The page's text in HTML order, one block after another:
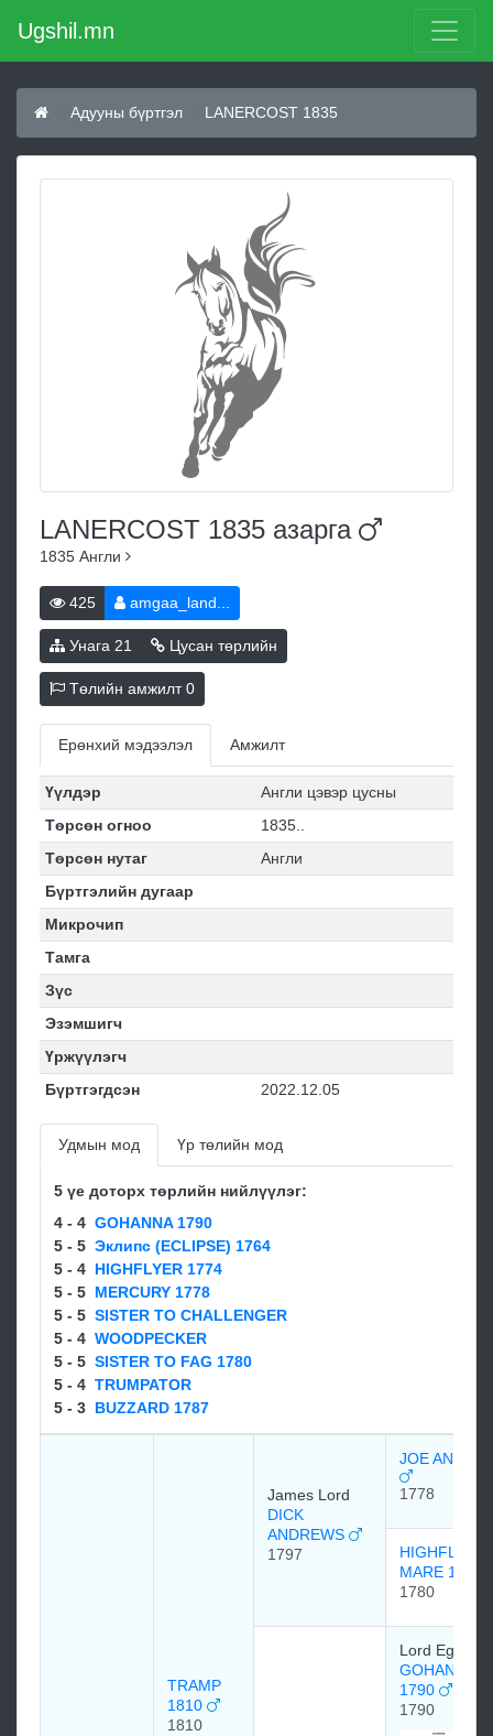
Ugshil.mn
Адууны бүртгэл LANERCOST 1835
LANERCOST 1835 азарга
1835 Англи
425 amgaa_land...
Унага 21 Цусан төрлийн
Төлийн амжилт0
Ерөнхий мэдээлэл Амжилт
Үүлдэр
Англи цэвэр цусны
Төрсөн огноо
1835..
Төрсөн нутаг
Англи
Бүртгэлийн дугаар
Микрочип
Тамга
Зүс
Эзэмшигч
Үржүүлэгч
Бүртгэгдсэн
2022.12.05
Удмын мод Үр төлийн мод
5 үе доторх төрлийн нийлүүлэг:
4 - 4 GOHANNA 1790
5 - 5 Эклипс (ECLIPSE) 1764
5 - 4 HIGHFLYER 1774
5 - 5 MERCURY 1778
5 - 5 SISTER TO CHALLENGER
5 - 4 WOODPECKER
5 - 5 SISTER TO FAG 1780
5 - 4 TRUMPATOR
5 - 3 BUZZARD 1787
TRAMP
1810
1810
James Lord
DICK
ANDREWS
1797
JOE
1778
HIGHFLYER
MARE 1780
1780
Lord
GOHANNA
1790
1790